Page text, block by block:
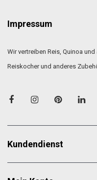
Impressum
Wir vertreiben Reis, Quinoa
Reiskocher und anderes
Kundendienst